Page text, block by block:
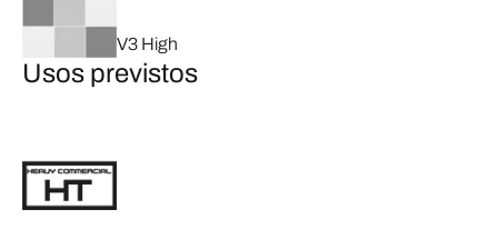
V3 High
Usos previstos